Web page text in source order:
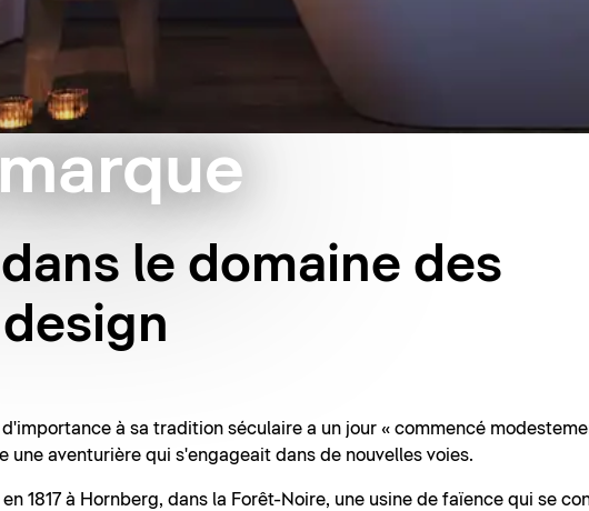
le domaine des
à sa tradition séculaire a un jour « commencé
une aventurière qui s'engageait dans de nouvelles voies.
1817 à Hornberg, dans la Forêt-Noire, une usine de faïence qui se